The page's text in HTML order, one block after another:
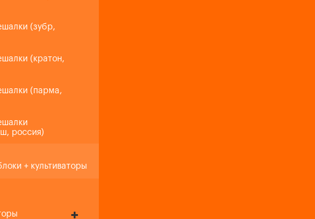
(зубр,
(кратон,
(парма,
россия)
+ культиваторы